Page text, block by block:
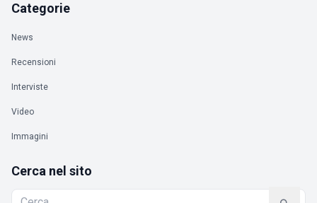
Categorie
News
Recensioni
Interviste
Video
Immagini
Cerca nel sito